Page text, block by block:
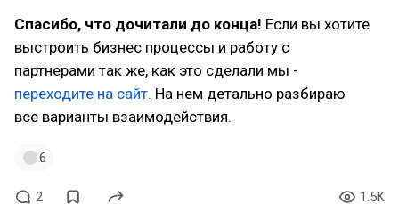
Спасибо, что дочитали до конца! Если вы хотите
выстроить бизнес процессы и работу с
партнерами так же, как это сделали мы -
переходите на сайт. На нем детально разбираю
все варианты взаимодействия.
6
2 1.5K